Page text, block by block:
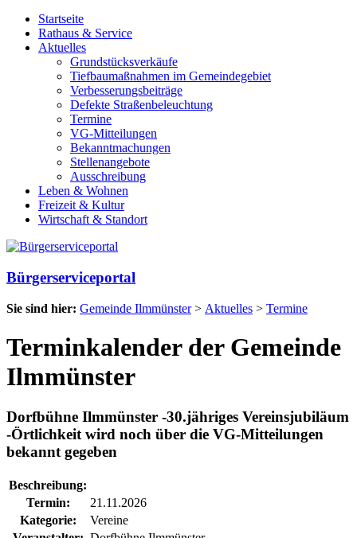
Startseite
Rathaus & Service
Aktuelles
Grundstücksverkäufe
Tiefbaumaßnahmen im Gemeindegebiet
Verbesserungsbeiträge
Defekte Straßenbeleuchtung
Termine
VG-Mitteilungen
Bekanntmachungen
Stellenangebote
Ausschreibung
Leben & Wohnen
Freizeit & Kultur
Wirtschaft & Standort
Bürgerserviceportal
Sie sind hier: Gemeinde Ilmmünster> Aktuelles > Termine
Terminkalender der Gemeinde
Ilmmünster
Dorfbühne Ilmmünster -30.jähriges Vereinsjubiläum
-Örtlichkeit wird noch über die VG-Mitteilungen
bekannt gegeben
Beschreibung:
Termin:
21.11.2026
Kategorie:
Vereine